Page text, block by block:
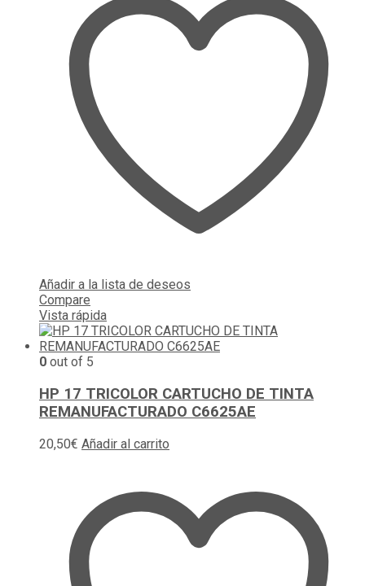
Añadir a la lista de deseos
Compare
Vista rápida
0 out of 5
HP 17 TRICOLOR CARTUCHO DE TINTA
REMANUFACTURADO C6625AE
20,50€ Añadir al carrito